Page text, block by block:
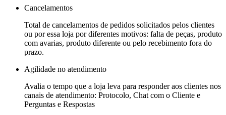
Cancelamentos
Total de cancelamentos de pedidos solicitados pelos clientes
ou por essa loja por diferentes motivos: falta de peças, produto
com avarias, produto diferente ou pelo recebimento fora do
prazo.
Agilidade no atendimento
Avalia o tempo que a loja leva para responder aos clientes nos
canais de atendimento: Protocolo, Chat com o Cliente e
Perguntas e Respostas